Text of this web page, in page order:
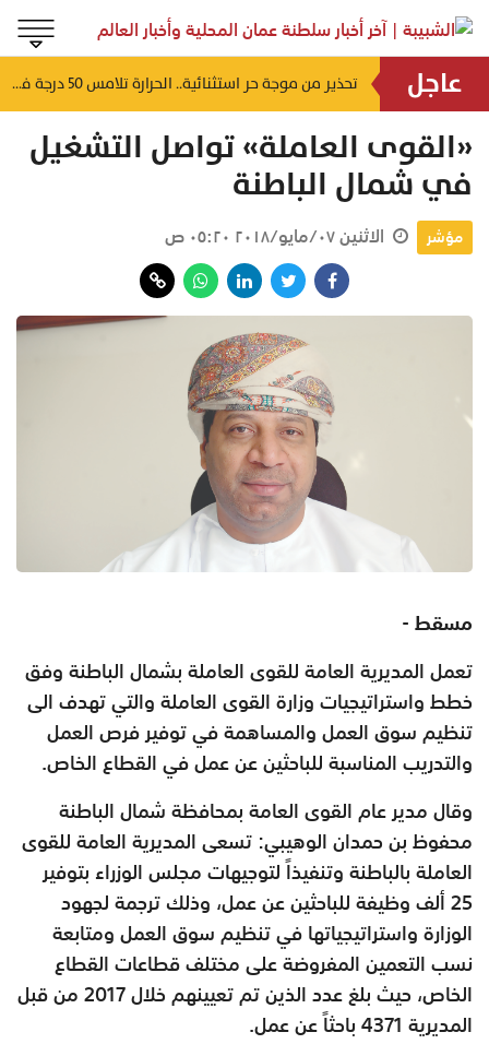
عاجل منذ ٥٨ دقيقة لتشوه المظهر الحضاري وتعطل الحركة التجارية.. أهالي العوابي يطالبون عبر "الشبيبة" بإنقاذ سوقهم القديم من "كبارة الأسماك" المهجورة تحذير من موجة حر استثنائية.. الحرارة تلامس 50 درجة في بعض مناطق سلطنة عُمان
«القوى العاملة» تواصل التشغيل
في شمال الباطنة
مؤشر الاثنين ٠٧/مايو/٢٠١٨ ٠٥:٢٠ ص
مسقط -
تعمل المديرية العامة للقوى العاملة بشمال الباطنة وفق
خطط واستراتيجيات وزارة القوى العاملة والتي تهدف الى
تنظيم سوق العمل والمساهمة في توفير فرص العمل
والتدريب المناسبة للباحثين عن عمل في القطاع الخاص.
وقال مدير عام القوى العامة بمحافظة شمال الباطنة
محفوظ بن حمدان الوهيبي: تسعى المديرية العامة للقوى
العاملة بالباطنة وتنفيذاً لتوجيهات مجلس الوزراء بتوفير
25 ألف وظيفة للباحثين عن عمل، وذلك ترجمة لجهود
الوزارة واستراتيجياتها في تنظيم سوق العمل ومتابعة
نسب التعمين المفروضة على مختلف قطاعات القطاع
الخاص، حيث بلغ عدد الذين تم تعيينهم خلال 2017 من قبل
المديرية 4371 باحثاً عن عمل.